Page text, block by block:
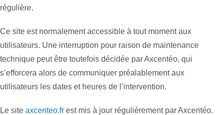
régulière.
Ce site est normalement accessible à tout moment aux
utilisateurs. Une interruption pour raison de maintenance
technique peut être toutefois décidée par Axcentéo, qui
s’efforcera alors de communiquer préalablement aux
utilisateurs les dates et heures de l’intervention.
Le site axcenteo.fr est mis à jour régulièrement par Axcentéo.